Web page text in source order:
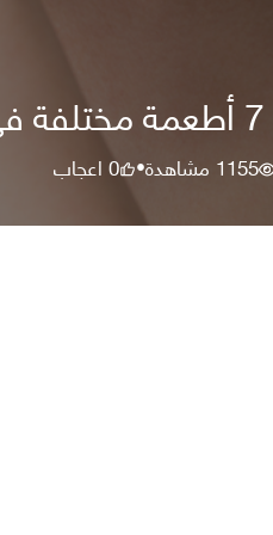
1155 مشاهدة•
0اعجاب